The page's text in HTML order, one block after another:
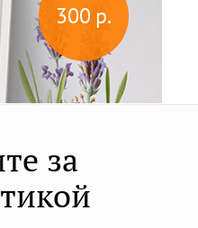
300 р.
за